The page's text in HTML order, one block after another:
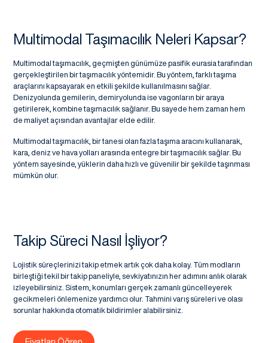
Multimodal Taşımacılık Neleri Kapsar?
Multimodal taşımacılık, geçmişten günümüze pasifik eurasia tarafından
gerçekleştirilen bir taşımacılık yöntemidir. Bu yöntem, farklı taşıma
araçlarını kapsayarak en etkili şekilde kullanılmasını sağlar.
Denizyolunda gemilerin, demiryolunda ise vagonların bir araya
getirilerek, kombine taşımacılık sağlanır. Bu sayede hem zaman hem
de maliyet açısından avantajlar elde edilir.
Multimodal taşımacılık, bir tanesi olan fazla taşıma aracını kullanarak,
kara, deniz ve hava yolları arasında entegre bir taşımacılık sağlar. Bu
yöntem sayesinde, yüklerin daha hızlı ve güvenilir bir şekilde taşınması
mümkün olur.
Takip Süreci Nasıl İşliyor?
Lojistik süreçlerinizi takip etmek artık çok daha kolay. Tüm modların
birleştiği tekil bir takip paneliyle, sevkiyatınızın her adımını anlık olarak
izleyebilirsiniz. Sistem, konumları gerçek zamanlı güncelleyerek
gecikmeleri önlemenize yardımcı olur. Tahmini varış süreleri ve olası
sorunlar hakkında otomatik bildirimler alabilirsiniz.